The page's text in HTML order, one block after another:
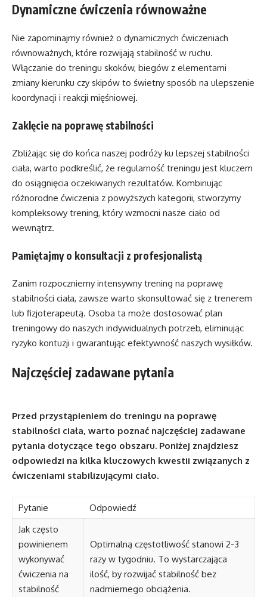
Dynamiczne ćwiczenia równoważne
Nie zapominajmy również o dynamicznych ćwiczeniach
równoważnych, które rozwijają stabilność w ruchu.
Włączanie do treningu skoków, biegów z elementami
zmiany kierunku czy skipów to świetny sposób na ulepszenie
koordynacji i reakcji mięśniowej.
Zaklęcie na poprawę stabilności
Zbliżając się do końca naszej podróży ku lepszej stabilności
ciała, warto podkreślić, że regularność treningu jest kluczem
do osiągnięcia oczekiwanych rezultatów. Kombinując
różnorodne ćwiczenia z powyższych kategorii, stworzymy
kompleksowy trening, który wzmocni nasze ciało od
wewnątrz.
Pamiętajmy o konsultacji z profesjonalistą
Zanim rozpoczniemy intensywny trening na poprawę
stabilności ciała, zawsze warto skonsultować się z trenerem
lub fizjoterapeutą. Osoba ta może dostosować plan
treningowy do naszych indywidualnych potrzeb, eliminując
ryzyko kontuzji i gwarantując efektywność naszych wysiłków.
Najczęściej zadawane pytania
Przed przystąpieniem do treningu na poprawę
stabilności ciała, warto poznać najczęściej zadawane
pytania dotyczące tego obszaru. Poniżej znajdziesz
odpowiedzi na kilka kluczowych kwestii związanych z
ćwiczeniami stabilizującymi ciało.
Pytanie
Odpowiedź
Jak często
powinienem
wykonywać
ćwiczenia na
stabilność
Optimalną częstotliwość stanowi 2-3
razy w tygodniu. To wystarczająca
ilość, by rozwijać stabilność bez
nadmiernego obciążenia.